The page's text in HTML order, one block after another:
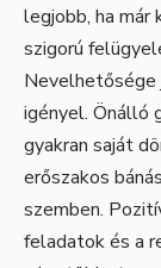
legjobb, ha
szigorú
igényel. Önálló
gyakran saját
erőszakos
szemben.
feladatok és a